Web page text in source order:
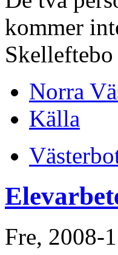
kommer
Norra
Källa
Fre, 2008-